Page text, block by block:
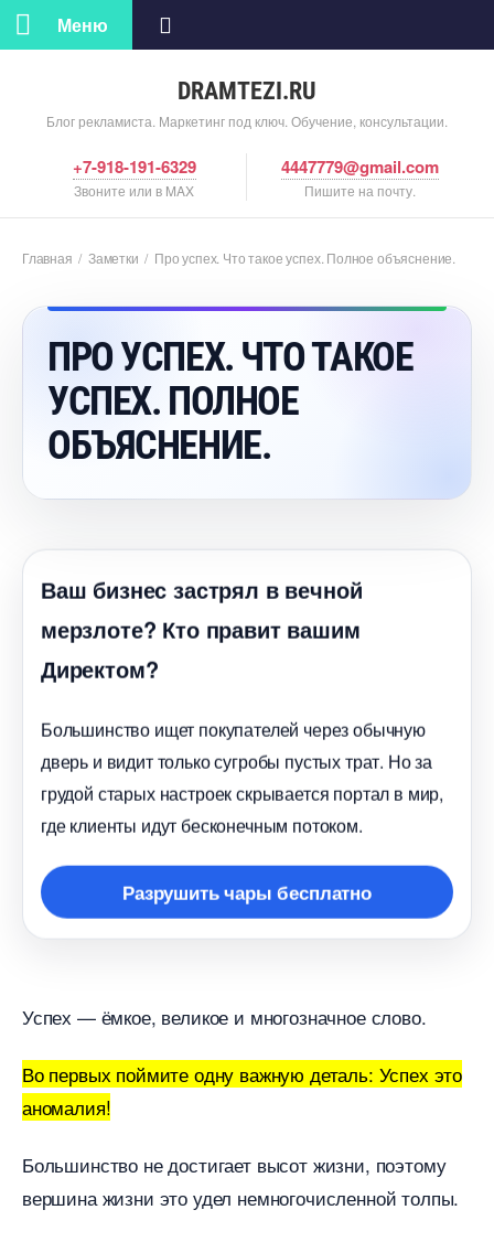
DRAMTEZI.RU
Блог рекламиста. Маркетинг под ключ. Обучение, консультации.
Меню
+7-918-191-6329
Звоните или в MAX
4447779@gmail.com
Пишите на почту.
Главная / Заметки / Про успех. Что такое успех. Полное объяснение.
ПРО УСПЕХ. ЧТО ТАКОЕ
УСПЕХ. ПОЛНОЕ
ОБЪЯСНЕНИЕ.
аш бизнес застрял в вечной
мерзлоте? Кто правит вашим
Директом?
Большинство ищет покупателей через обычную
дверь и видит только сугробы пустых трат. Но за
рудой старых настроек скрывается портал в мир,
де клиенты идут бесконечным потоком.
Разрушить чары бесплатно
Успех — ёмкое, великое и многозначное слово.
о первых поймите одну важную деталь: Успех это
аномалия!
Большинство не достигает высот жизни, поэтому
ершина жизни это удел немногочисленной толпы.